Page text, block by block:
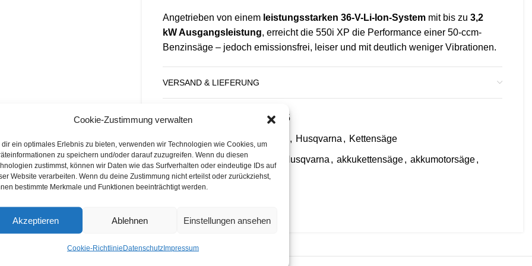
Cookie-Zustimmung verwalten
dir ein optimales Erlebnis zu bieten, verwenden wir Technologien wie Cookies, um
zu speichern und/oder darauf zuzugreifen. Wenn du diesen
zustimmst, können wir Daten wie das Surfverhalten oder eindeutige IDs auf
Website verarbeiten. Wenn du deine Zustimmung nicht erteilst oder zurückziehst,
bestimmte Merkmale und Funktionen beeinträchtigt werden.
Akzeptieren Ablehnen Einstellungen ansehen
Cookie-RichtlinieDatenschutzImpressum
Angetrieben von einem leistungsstarken 36-V-Li-Ion-System mit bis zu 3,2
kW Ausgangsleistung, erreicht die 550i XP die Performance einer 50-ccm-
Benzinsäge – jedoch emissionsfrei, leiser und mit deutlich weniger Vibrationen.
zweier Akku-Optionen
DerB540X Akkubietet maximale Laufzeit und unterstützt längere Schienen,
ideal für anspruchsvolle Arbeiten.
Derleichtere B330X Akku
intelligente grafische Display
Gerätestatus, inklusive Ölstandsensor und Bluetooth-Konnektivität, und
ermöglicht die einfache Aktivierung desSavE™-Modusfür maximale
VERSAND & LIEFERUNG
Artikelnummer: 970 74 58‑15
, Husqvarna , Kettensäge
Schlagwörter: Kettensäge Husqvarna , akkukettensäge, akkumotorsäge,
Motorsäge, 550ixp, Akku
Share: